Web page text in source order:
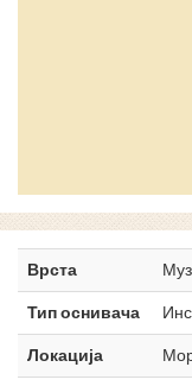
Врста
Тип оснивача
Локација